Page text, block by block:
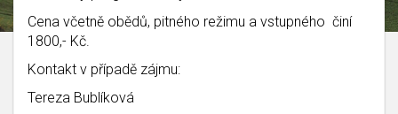
Cena včetně obědů, pitného režimu a vstupného činí
1800,- Kč.
Kontakt v případě zájmu:
Tereza Bublíková